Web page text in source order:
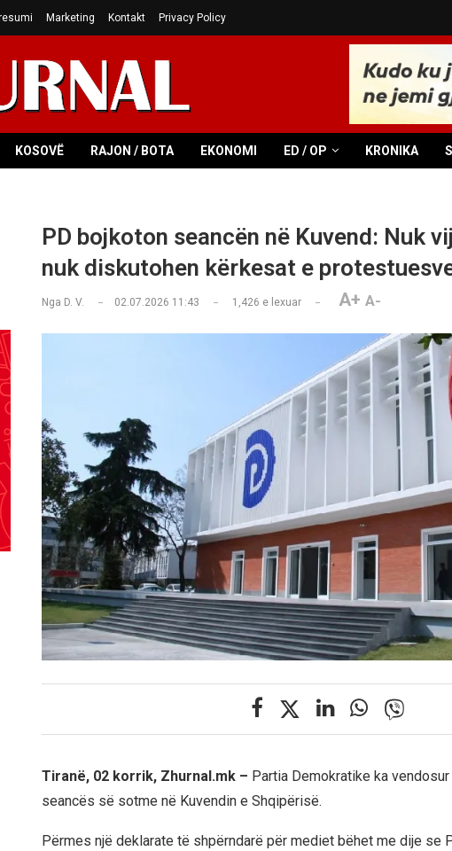
Marketing Kontakt Privacy Policy
KOSOVË RAJON / BOTA EKONOMI ED / OP KRONIKA
PD bojkoton seancën në Kuvend: Nuk
nuk diskutohen kërkesat e
Nga D. V. 02.07.2026 11:43 1,426 e lexuar A+ A-
Tiranë, 02 korrik, Zhurnal.mk – Partia Demokratike ka
seancës së sotme në Kuvendin e Shqipërisë.
Përmes një deklarate të shpërndarë për mediet bëhet me dije se